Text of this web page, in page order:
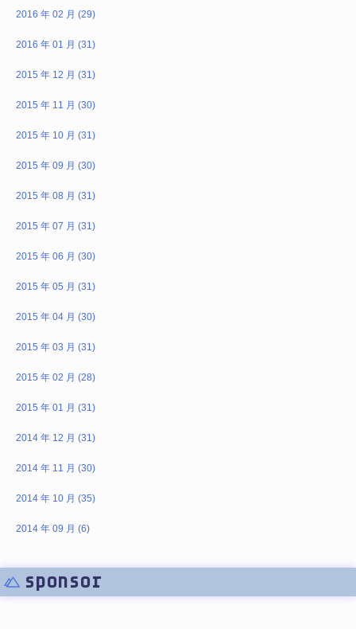
2016 年 02 月 (29)
2016 年 01 月 (31)
2015 年 12 月 (31)
2015 年 11 月 (30)
2015 年 10 月 (31)
2015 年 09 月 (30)
2015 年 08 月 (31)
2015 年 07 月 (31)
2015 年 06 月 (30)
2015 年 05 月 (31)
2015 年 04 月 (30)
2015 年 03 月 (31)
2015 年 02 月 (28)
2015 年 01 月 (31)
2014 年 12 月 (31)
2014 年 11 月 (30)
2014 年 10 月 (35)
2014 年 09 月 (6)
sponsor